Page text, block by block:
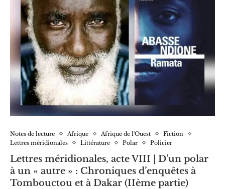
Notes de lecture Afrique Afrique de l'Ouest
Fiction
Lettres méridionales
Littérature Polar Policier
Lettres méridionales, acte VIII | D’un polar
à un « autre » : Chroniques d’enquêtes à
Tombouctou et à Dakar (IIème partie)